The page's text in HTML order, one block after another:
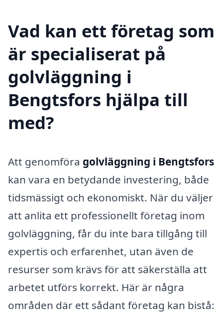
Vad kan ett företag som
är specialiserat på
golvläggning i
Bengtsfors hjälpa till
med?
Att genomföra golvläggning i Bengtsfors
kan vara en betydande investering, både
tidsmässigt och ekonomiskt. När du väljer
att anlita ett professionellt företag inom
golvläggning, får du inte bara tillgång till
expertis och erfarenhet, utan även de
resurser som krävs för att säkerställa att
arbetet utförs korrekt. Här är några
områden där ett sådant företag kan bistå: